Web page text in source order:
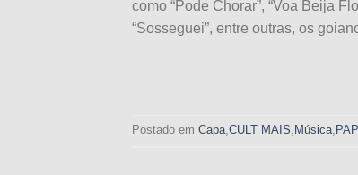
como “Pode Chorar”, “Voa Beija
“Sosseguei”, entre outras, os
Postado em Capa,CULT MAIS, Música,